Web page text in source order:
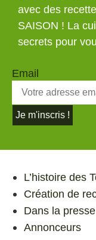
avec des
SAISON ! La
secrets pour
Email
Je m'inscris !
L’histoire des
Création de
Dans la presse
Annonceurs